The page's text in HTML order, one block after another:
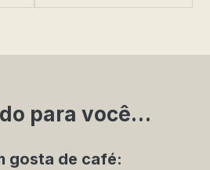
para você…
gosta de café: